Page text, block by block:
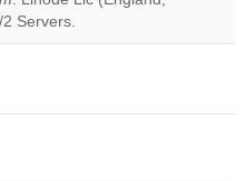
website?
Servers.